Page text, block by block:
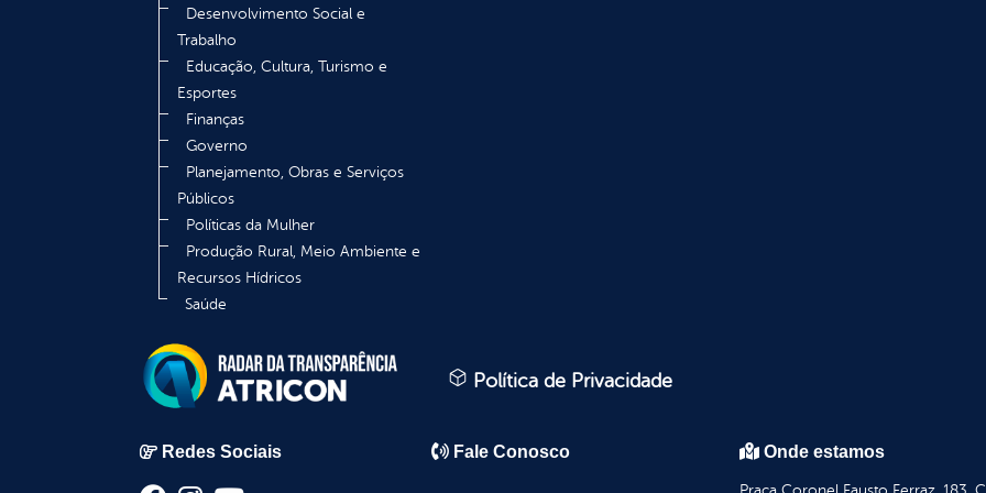
Desenvolvimento Social e
Trabalho
Educação, Cultura, Turismo e
Esportes
Finanças
Governo
Planejamento, Obras e Serviços
Públicos
Políticas da Mulher
Produção Rural, Meio Ambiente e
Recursos Hídricos
Saúde
Política de Privacidade
Redes Sociais Fale Conosco Onde estamos